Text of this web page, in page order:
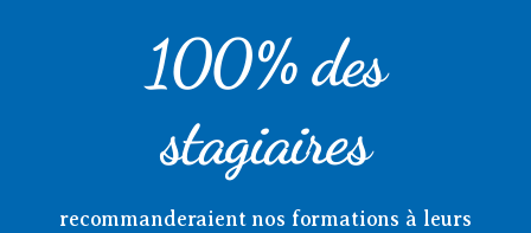
100% des
stagiaires
recommanderaient nos formations à leurs